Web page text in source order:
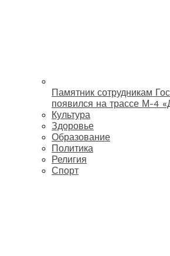
Памятник сотрудникам
появился на трассе М-4
Культура
Здоровье
Образование
Политика
Религия
Спорт